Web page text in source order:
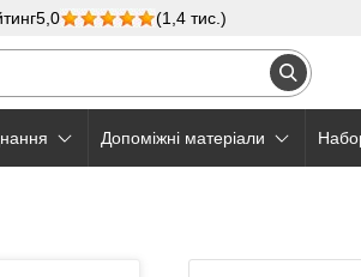
5,0 (1,4 тис.)
Допоміжні матеріали